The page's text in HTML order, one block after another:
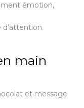
émotion,
main
et message